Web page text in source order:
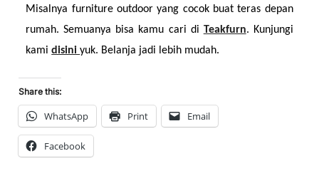
Misalnya furniture outdoor yang cocok buat teras depan
rumah. Semuanya bisa kamu cari di Teakfurn. Kunjungi
kami disini yuk. Belanja jadi lebih mudah.
Share this:
WhatsApp Print Email
Facebook